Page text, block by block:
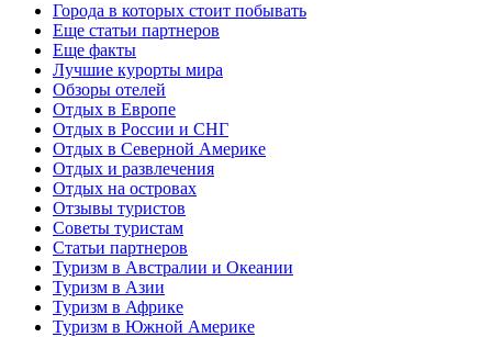
Города в которых стоит побывать
Еще статьи партнеров
Еще факты
Лучшие курорты мира
Обзоры отелей
Отдых в Европе
Отдых в России и СНГ
Отдых в Северной Америке
Отдых и развлечения
Отдых на островах
Отзывы туристов
Советы туристам
Статьи партнеров
Туризм в Австралии и Океании
Туризм в Азии
Туризм в Африке
Туризм в Южной Америке